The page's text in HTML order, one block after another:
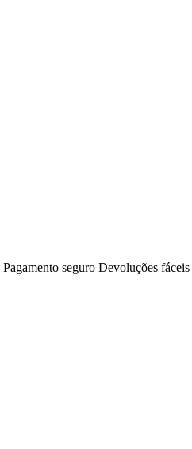
Pagamento seguro Devoluções fáceis